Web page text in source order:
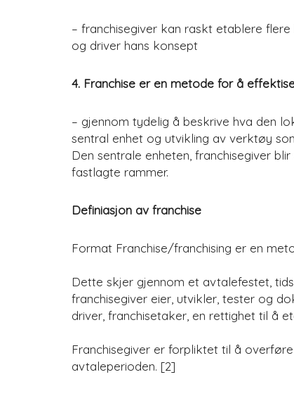
– franchisegiver kan raskt etablere
og driver hans konsept
4. Franchise er en metode for å
– gjennom tydelig å beskrive hva den
sentral enhet og utvikling av verktøy
Den sentrale enheten, franchisegiver
fastlagte rammer.
Definiasjon av franchise
Format Franchise/franchising er en
Dette skjer gjennom et avtalefestet,
franchisegiver eier, utvikler, tester og
driver, franchisetaker, en rettighet til å
Franchisegiver er forpliktet til å
avtaleperioden. [2]